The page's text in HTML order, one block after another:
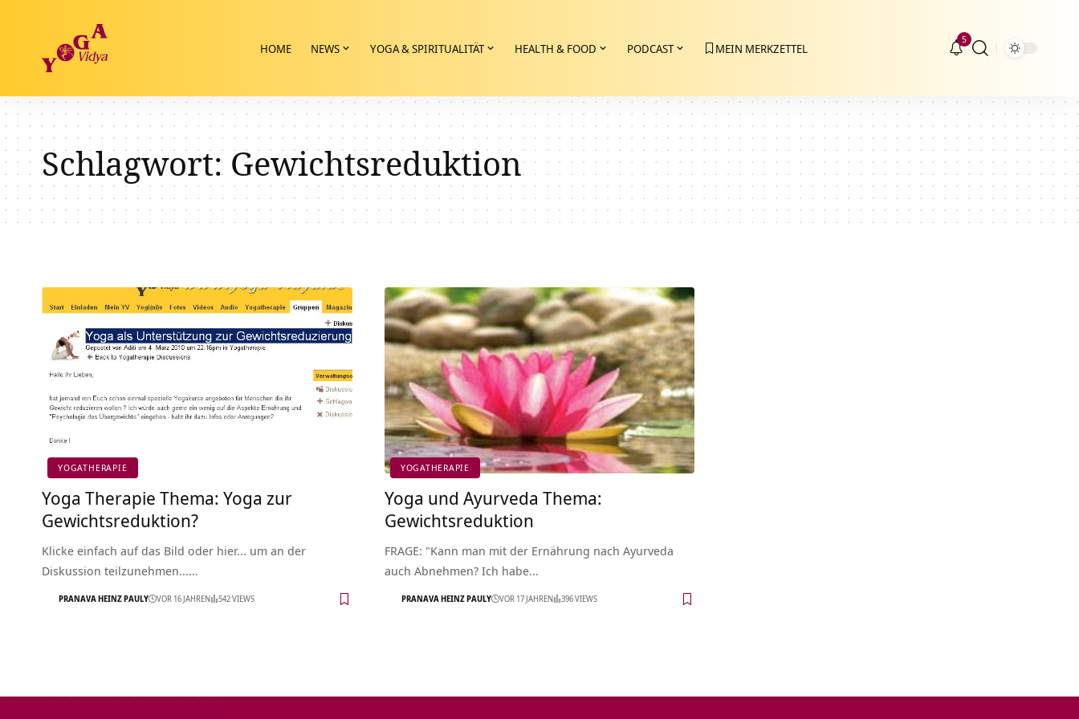
HOME NEWS YOGA & SPIRITUALITÄT HEALTH & FOOD PODCAST MEIN MERKZETTEL
5
Schlagwort: Gewichtsreduktion
YOGATHERAPIE
Yoga Therapie Thema: Yoga zur
Gewichtsreduktion?
Klicke einfach auf das Bild oder hier... um an der
Diskussion teilzunehmen...…
PRANAVA HEINZ PAULY VOR 16 JAHREN 542 VIEWS
YOGATHERAPIE
Yoga und Ayurveda Thema:
Gewichtsreduktion
FRAGE: "Kann man mit der Ernährung nach Ayurveda
auch Abnehmen? Ich habe…
PRANAVA HEINZ PAULY VOR 17 JAHREN 396 VIEWS